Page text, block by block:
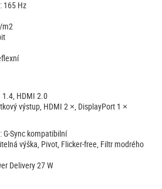
165 Hz
m2
1.4, HDMI 2.0
výstup, HDMI 2 ×, DisplayPort 1 ×
G-Sync kompatibilní
výška, Pivot, Flicker-free, Filtr modrého
Delivery 27 W